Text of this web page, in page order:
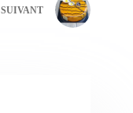
SUIVANT